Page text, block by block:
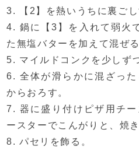
3. 【2】を熱いうちに裏ごし
4. 鍋に【3】を入れて弱火
た無塩バターを加えて混ぜる
5. マイルドコンクを少しず
6. 全体が滑らかに混ざっ
からおろす。
7. 器に盛り付けピザ用チ
ースターでこんがりと、焼
8. パセリを飾る。